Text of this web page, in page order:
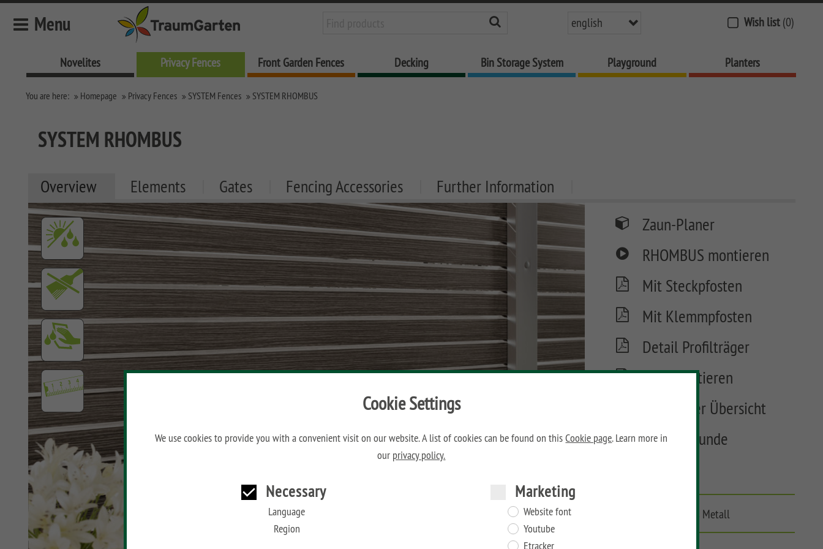
Cookie Settings
We use cookies to provide you with a convenient visit on our website. A list of cookies can be found on thisCookie page. Learn more in
our privacy policy.
Necessary
Language
Region
Marketing
Website font
Youtube
Etracker
english Wish list (0)
Novelites Privacy Fences Front Garden Fences Decking Bin Storage System Playground Planters
Menu
Novelites
SYSTEM Fences
SYSTEM KERAMIK XL
SYSTEM BOARD XL
SYSTEM BOARD
SYSTEM GLAS
SYSTEM ALU XL
SYSTEM ALU PLUS
SYSTEM RHOMBUS
SYSTEM FLOW
SYSTEM NEO WPC
PLATINUM
SYSTEM WPC
PLATINUM XL
SYSTEM WPC
PLATINUM
SYSTEM WPC XL
SYSTEM WPC CLASSIC
SYSTEM LICHT
You are here: Homepage Privacy Fences SYSTEM Fences SYSTEM RHOMBUS
SYSTEM RHOMBUS
Overview Elements Gates Fencing Accessories
Further Information
Zaun-Planer
RHOMBUS montieren
Mit Steckpfosten
Mit Klemmpfosten
Detail Profilträger
Tore montieren
Tore in der Übersicht
Materialkunde
Ein Holzklassiker aus Metall